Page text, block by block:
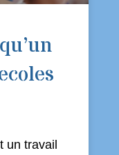
un travail